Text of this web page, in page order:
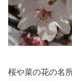
桜や菜の花の名